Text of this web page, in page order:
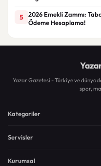
5
2026 Emekli Zammı:
Ödeme Hesaplama!
Yazar Gazetesi - Türkiye ve
spor,
Kategoriler
Servisler
Kurumsal